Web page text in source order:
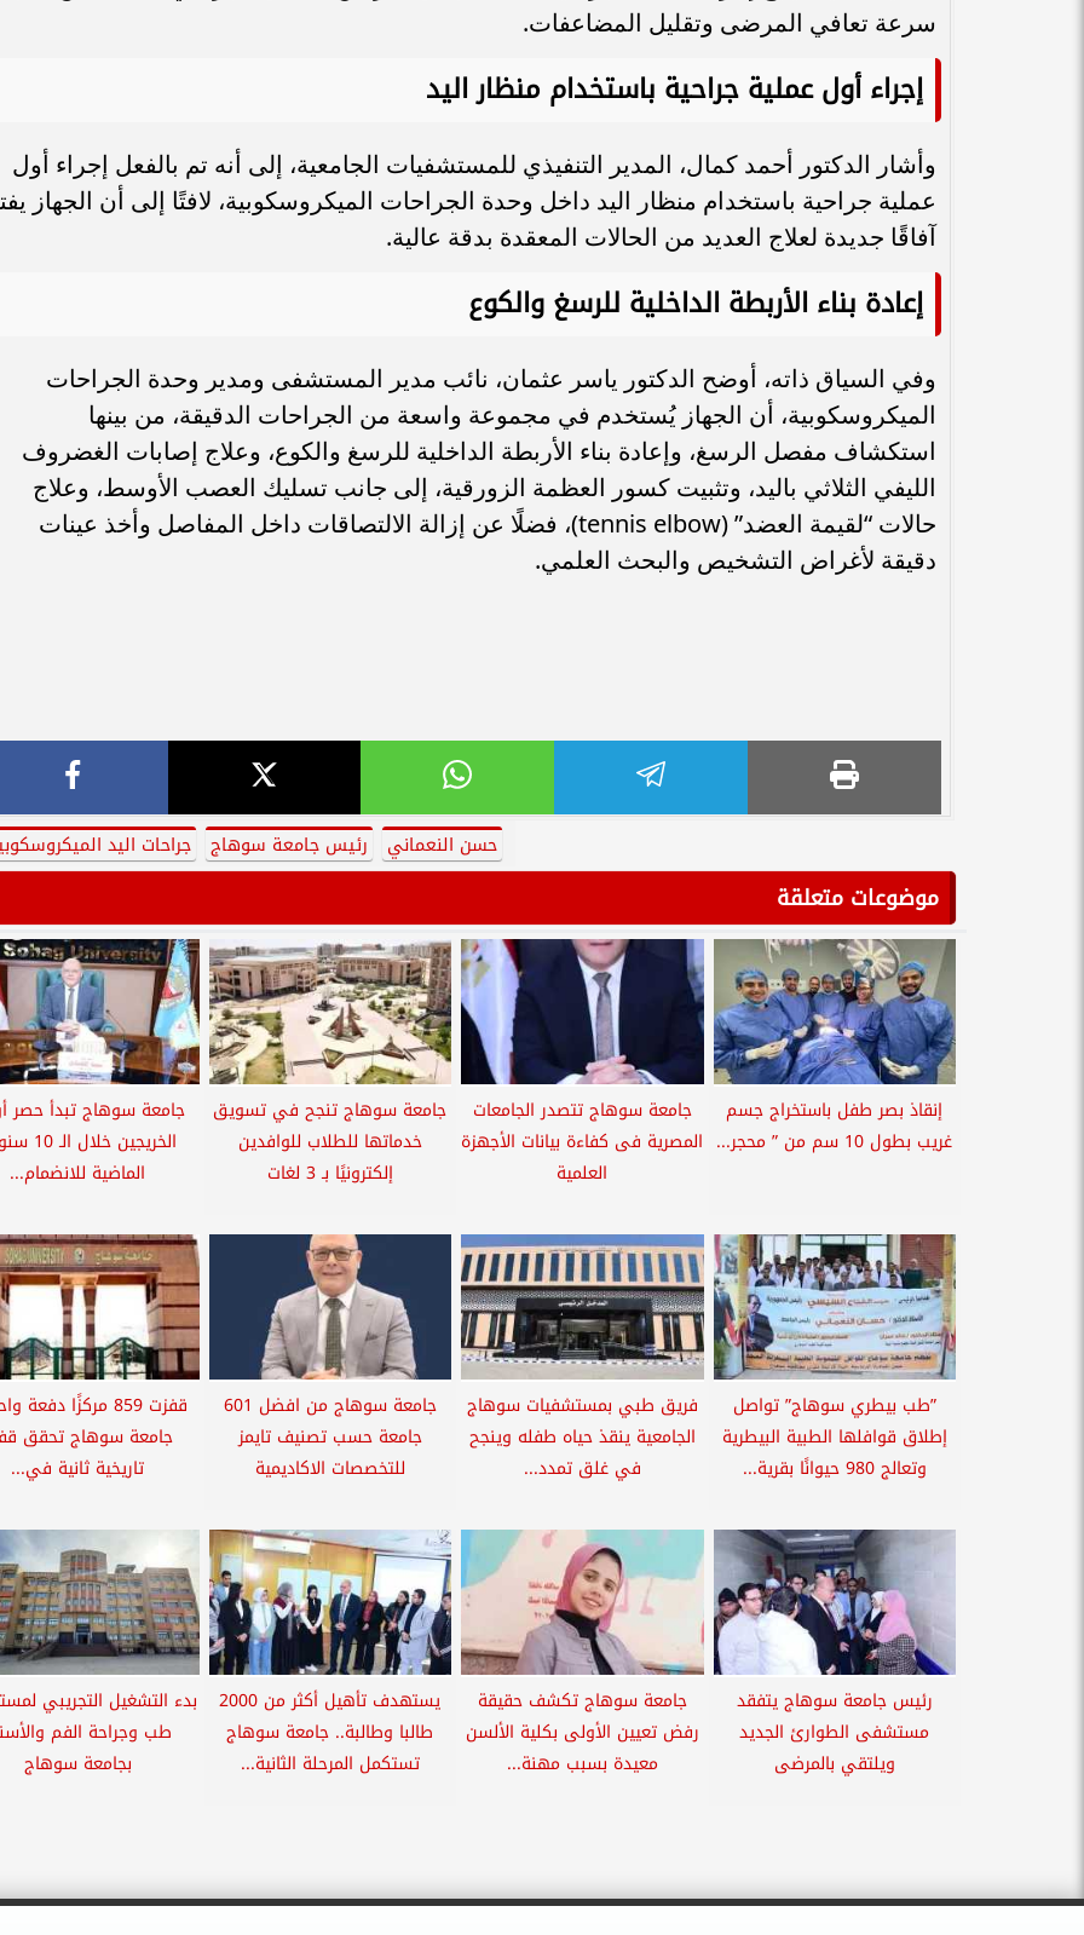
سرعة تعافي المرضى وتقليل المضاعفات.
إجراء أول عملية جراحية باستخدام منظار اليد
وأشار الدكتور أحمد كمال، المدير التنفيذي للمستشفيات الجامعية، إلى أنه تم بالفعل إجراء أول
عملية جراحية باستخدام منظار اليد داخل وحدة الجراحات الميكروسكوبية، لافتًا إلى أن الجهاز
آفاقًا جديدة لعلاج العديد من الحالات المعقدة بدقة عالية.
إعادة بناء الأربطة الداخلية للرسغ والكوع
وفي السياق ذاته، أوضح الدكتور ياسر عثمان، نائب مدير المستشفى ومدير وحدة الجراحات
الميكروسكوبية، أن الجهاز يُستخدم في مجموعة واسعة من الجراحات الدقيقة، من بينها
استكشاف مفصل الرسغ، وإعادة بناء الأربطة الداخلية للرسغ والكوع، وعلاج إصابات الغضروف
الليفي الثلاثي باليد، وتثبيت كسور العظمة الزورقية، إلى جانب تسليك العصب الأوسط، وعلاج
حالات “لقيمة العضد” (tennis elbow)، فضلًا عن إزالة الالتصاقات داخل المفاصل وأخذ عينات
دقيقة لأغراض التشخيص والبحث العلمي.
حسن النعماني رئيس جامعة سوهاج جراحات اليد
موضوعات متعلقة
إنقاذ بصر طفل باستخراج جسم
غريب بطول 10 سم من ” محجر...
جامعة سوهاج تتصدر الجامعات
المصرية فى كفاءة بيانات الأجهزة
العلمية
جامعة سوهاج تنجح في تسويق
خدماتها للطلاب للوافدين
إلكترونيًا بـ 3 لغات
جامعة سوهاج تبدأ حصر
الخريجين
الماضية للانضمام...
”طب بيطري سوهاج” تواصل
إطلاق قوافلها الطبية البيطرية
وتعالج 980 حيوانًا بقرية...
فريق طبي بمستشفيات سوهاج
الجامعية ينقذ حياه طفله وينجح
في غلق تمدد...
جامعة سوهاج من افضل 601
جامعة حسب تصنيف تايمز
للتخصصات الاكاديمية
قفزت 859 مركزًا
جامعة سوهاج تحقق
تاريخية ثانية في...
رئيس جامعة سوهاج يتفقد
مستشفى الطوارئ الجديد
ويلتقي بالمرضى
جامعة سوهاج تكشف حقيقة
رفض تعيين الأولى بكلية الألسن
معيدة بسبب مهنة...
يستهدف تأهيل أكثر من 2000
طالبا وطالبة.. جامعة سوهاج
تستكمل المرحلة الثانية...
بدء التشغيل التجريبي
طب وجراحة الفم
بجامعة سوهاج